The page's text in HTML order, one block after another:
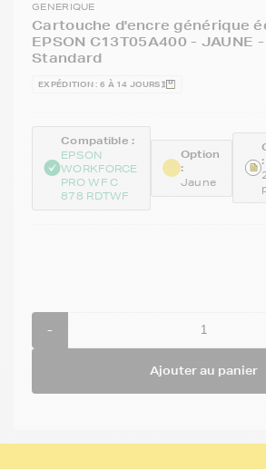
GENERIQUE
Cartouche d'encre générique
EPSON C13T05A400 - JAUNE
Standard
EXPÉDITION : 6 À 14 JOURS
Compatible :
EPSON
WORKFORCE
PRO WF C
878 RDTWF
Option
:
Jaune
:
-
Ajouter au panier